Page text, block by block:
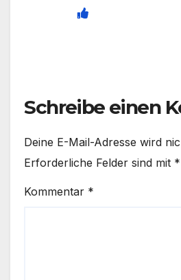
Schreibe einen
Deine E-Mail-Adresse wird
Erforderliche Felder sind mit *
Kommentar *